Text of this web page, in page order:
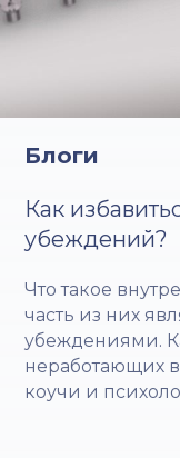
Блоги
Как
убеждений?
Что такое
часть из них
убеждениями.
неработающих
коучи и